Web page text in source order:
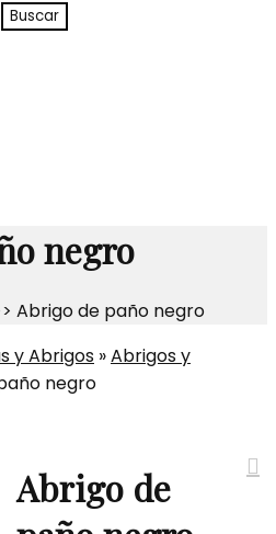
Buscar
negro
Abrigo de paño negro
y Abrigos »Abrigos y
negro
Abrigo de